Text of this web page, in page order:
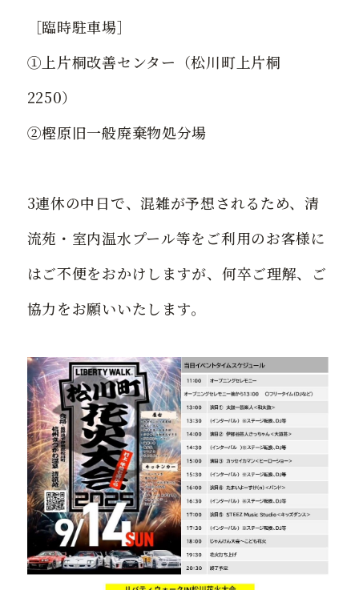
［臨時駐車場］
①上片桐改善センター（松川町上片桐
2250）
②樫原旧一般廃棄物処分場
3連休の中日で、混雑が予想されるため、清
流苑・室内温水プール等をご利用のお客様に
はご不便をおかけしますが、何卒ご理解、ご
協力をお願いいたします。